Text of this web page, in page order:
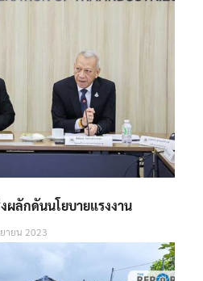
ลักดันนโยบายแรงงาน
ายน 2023